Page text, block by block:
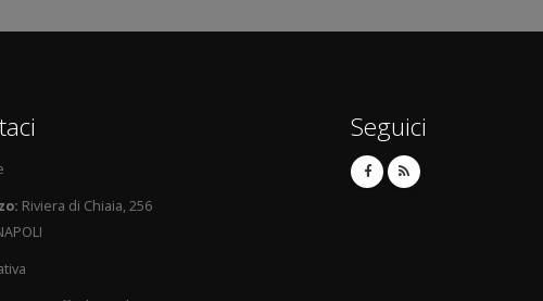
Riviera di Chiaia, 256
Seguici